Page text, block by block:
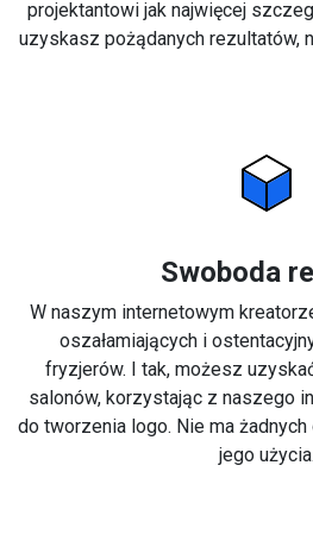
projektantowi jak najwięcej
uzyskasz pożądanych rezultatów,
Swoboda
W naszym internetowym
oszałamiających i
fryzjerów. I tak, możesz
salonów, korzystając z naszego
do tworzenia logo. Nie ma
jego użycia.